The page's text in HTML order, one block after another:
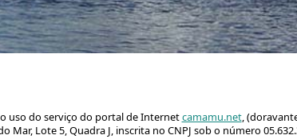
uso do serviço do portal de Internetcamamu.net,
Lote 5, Quadra J, inscrita no CNPJ sob o número